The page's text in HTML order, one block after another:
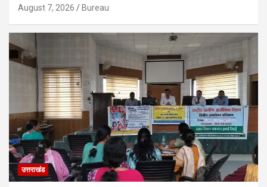
August 7, 2026 Bureau
उत्तराखंड